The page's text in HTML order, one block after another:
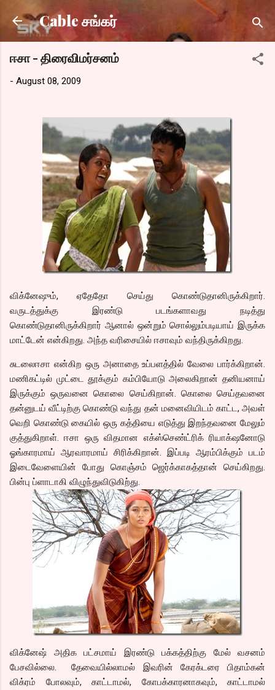
Skip to main content
Cable சங்கர்
ஈசா - திரைவிமர்சனம்
- August 08, 2009
விக்னேஷும், ஏதேதோ செய்து கொண்டுதானிருக்கிறார்.
வருடத்துக்கு இரண்டு படங்களாவது நடித்து
கொண்டுதானிருக்கிறார் ஆனால் ஒன்றும் சொல்லும்படியாய் இருக்க
மாட்டேன் என்கிறது. அந்த வரிசையில் ஈசாவும் வந்திருக்கிறது.
சுடலைஈசா என்கிற ஒரு அனாதை உப்பளத்தில் வேலை பார்க்கிறான்.
மணிகட்டில் முட்டை தூக்கும் கம்பியோடு அலைகிறான் தனியனாய்
இருக்கும் ஒருவனை கொலை செய்கிறான். கொலை செய்தவனை
தன்னுடய் வீட்டிற்கு கொண்டு வந்து தன் மனைவியிடம் காட்ட, அவள்
வெறி கொண்டு கையில் ஒரு கத்தியை எடுத்து இறந்தவனை மேலும்
குத்துகிறாள். ஈசா ஒரு விதமான எக்ஸ்செண்ட்ரிக் ரியாக்‌ஷனோடு
ஓங்காரமாய் ஆரவாரமாய் சிரிக்கிறான். இப்படி ஆரம்பிக்கும் படம்
இடைவேளையின் போது கொஞ்சம் ஜெர்க்காகத்தான் செய்கிறது.
பின்பு ப்ளாடாகி விழுந்துவிடுகிற்து.
விக்னேஷ் அதிக பட்சமாய் இரண்டு பக்கத்திற்கு மேல் வசனம்
பேசவில்லை. தேவையில்லாமல் இவரின் கேரக்டரை பிதாம்கன்
விக்ரம் போலவும், காட்டாமல், கோபக்காரனாகவும், காட்டாமல்